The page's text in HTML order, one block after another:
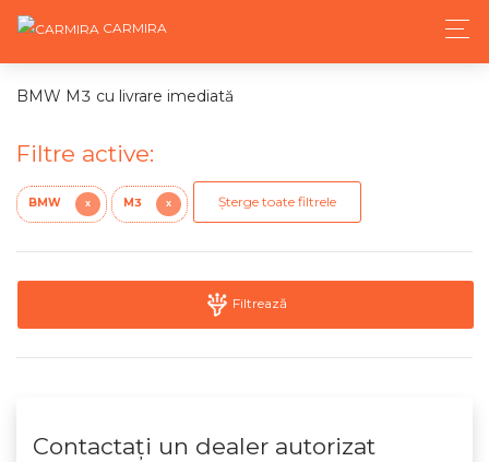
CARMIRA
BMW M3 cu livrare imediată
Filtre active:
BMW X M3 X Șterge toate filtrele
Filtrează
Contactaţi un dealer autorizat